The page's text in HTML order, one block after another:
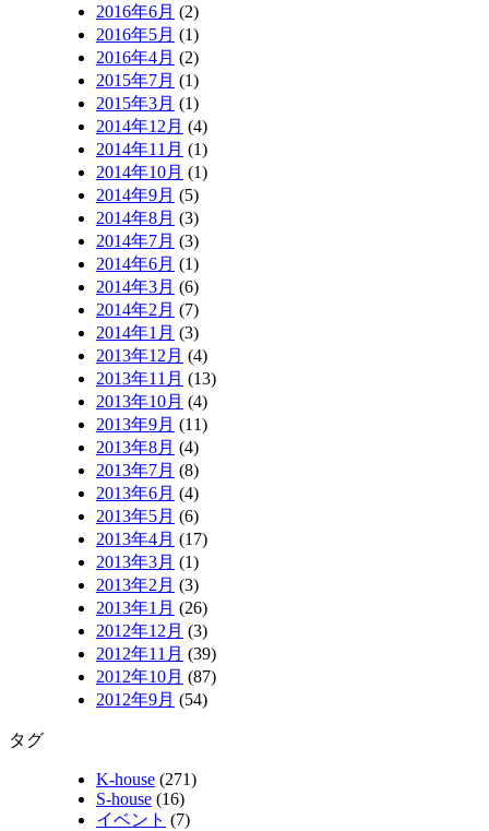
2016年6月 (2)
2016年5月 (1)
2016年4月 (2)
2015年7月 (1)
2015年3月 (1)
2014年12月 (4)
2014年11月 (1)
2014年10月 (1)
2014年9月 (5)
2014年8月 (3)
2014年7月 (3)
2014年6月 (1)
2014年3月 (6)
2014年2月 (7)
2014年1月 (3)
2013年12月 (4)
2013年11月 (13)
2013年10月 (4)
2013年9月 (11)
2013年8月 (4)
2013年7月 (8)
2013年6月 (4)
2013年5月 (6)
2013年4月 (17)
2013年3月 (1)
2013年2月 (3)
2013年1月 (26)
2012年12月 (3)
2012年11月 (39)
2012年10月 (87)
2012年9月 (54)
タグ
K-house (271)
S-house (16)
イベント (7)